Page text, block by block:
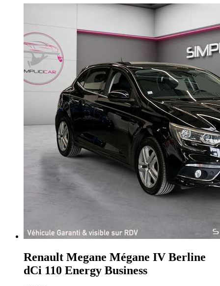
Renault Megane Mégane IV Berline
dCi 110 Energy Business